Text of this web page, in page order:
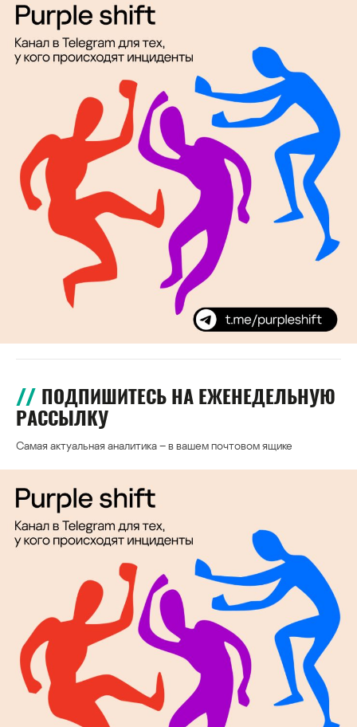
ПОДПИШИТЕСЬ НА ЕЖЕНЕДЕЛЬНУЮ
РАССЫЛКУ
Самая актуальная аналитика – в вашем почтовом ящике